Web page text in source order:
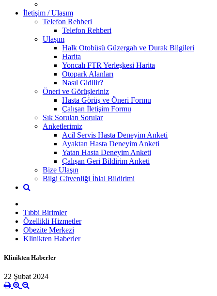
İletişim / Ulaşım
Telefon Rehberi
Telefon Rehberi
Ulaşım
Halk Otobüsü Güzergah ve Durak Bilgileri
Harita
Yoncalı FTR Yerleşkesi Harita
Otopark Alanları
Nasıl Gidilir?
Öneri ve Görüşleriniz
Hasta Görüş ve Öneri Formu
Çalışan İletişim Formu
Sık Sorulan Sorular
Anketlerimiz
Acil Servis Hasta Deneyim Anketi
Ayaktan Hasta Deneyim Anketi
Yatan Hasta Deneyim Anketi
Çalışan Geri Bildirim Anketi
Bize Ulaşın
Bilgi Güvenliği İhlal Bildirimi
Tıbbi Birimler
Özellikli Hizmetler
Obezite Merkezi
Klinikten Haberler
Klinikten Haberler
22 Şubat 2024